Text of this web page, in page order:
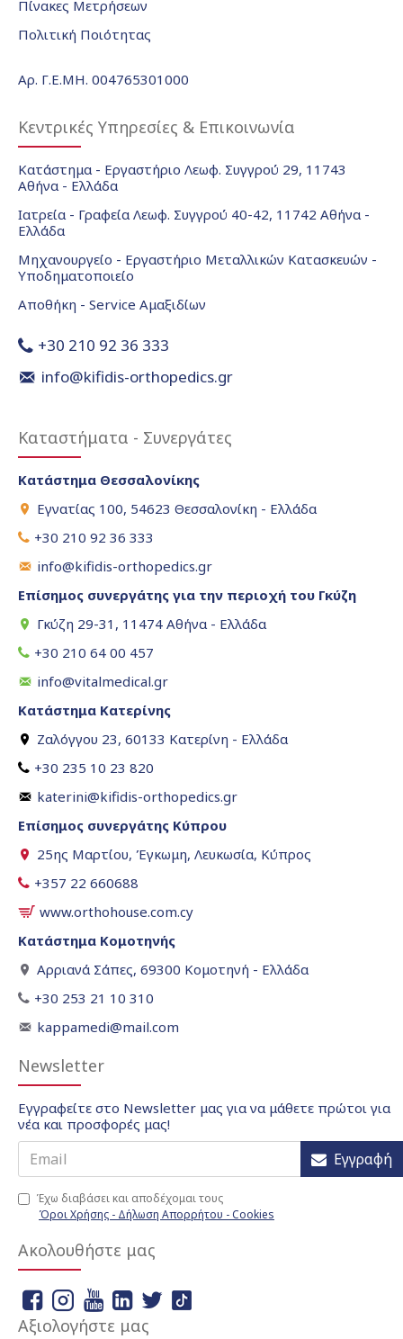
Πίνακες Μετρήσεων
Πολιτική Ποιότητας
Αρ. Γ.Ε.ΜΗ. 004765301000
Κεντρικές Υπηρεσίες & Επικοινωνία
Κατάστημα - Εργαστήριο Λεωφ. Συγγρού 29, 11743
Αθήνα - Ελλάδα
Ιατρεία - Γραφεία Λεωφ. Συγγρού 40-42, 11742 Αθήνα -
Ελλάδα
Μηχανουργείο - Εργαστήριο Μεταλλικών Κατασκευών -
Υποδηματοποιείο
Αποθήκη - Service Αμαξιδίων
+30 210 92 36 333
info@kifidis-orthopedics.gr
Καταστήματα - Συνεργάτες
Κατάστημα Θεσσαλονίκης
Εγνατίας 100, 54623 Θεσσαλονίκη - Ελλάδα
+30 210 92 36 333
info@kifidis-orthopedics.gr
Επίσημος συνεργάτης για την περιοχή του Γκύζη
Γκύζη 29-31, 11474 Αθήνα - Ελλάδα
+30 210 64 00 457
info@vitalmedical.gr
Κατάστημα Κατερίνης
Ζαλόγγου 23, 60133 Κατερίνη - Ελλάδα
+30 235 10 23 820
katerini@kifidis-orthopedics.gr
Επίσημος συνεργάτης Κύπρου
25ης Μαρτίου, Έγκωμη, Λευκωσία, Κύπρος
+357 22 660688
www.orthohouse.com.cy
Κατάστημα Κομοτηνής
Αρριανά Σάπες, 69300 Κομοτηνή - Ελλάδα
+30 253 21 10 310
kappamedi@mail.com
Newsletter
Εγγραφείτε στο Newsletter μας για να μάθετε πρώτοι για
νέα και προσφορές μας!
Εγγραφή
Έχω διαβάσει και αποδέχομαι τους
Όροι Χρήσης - Δήλωση Απορρήτου - Cookies
Ακολουθήστε μας
Αξιολογήστε μας